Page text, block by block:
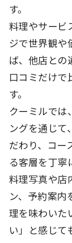
す。
料理やサービ
ジで世界観や
ば、他店との
口コミだけで
す。
クーミルでは
ングを通じて
だわり、コー
る客層を丁寧
料理写真や店
ン、予約案
理を味わいた
い」と感じて